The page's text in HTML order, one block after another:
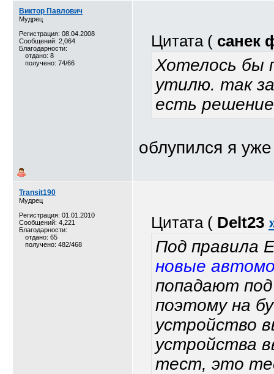
Виктор Павлович
Мудрец
Регистрация: 08.04.2008
Сообщений: 2,064
Благодарности:
отдано: 8
получено: 74/66
Цитата ( санек
Хотелось бы
утилю. так
есть
облупился я
Transit190
Мудрец
Регистрация: 01.01.2010
Сообщений: 4,221
Благодарности:
отдано: 65
получено: 482/468
Цитата ( Delt23
Под
новые
попадают
поэтому на
устройство
устройства
тест, это